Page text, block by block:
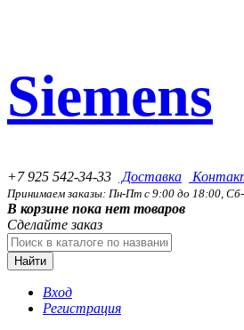
Siemens
+7 925 542-34-33 Доставка
Принимаем заказы: Пн-Пт с 9:00 до 18:00,
В корзине пока нет товаров
Сделайте заказ
Найти
Вход
Регистрация